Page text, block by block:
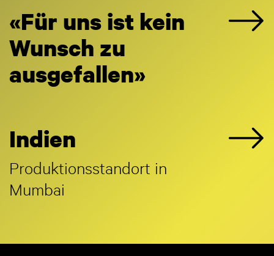
«Für uns ist kein
Wunsch zu
ausgefallen»
Indien
Produktionsstandort in
Mumbai